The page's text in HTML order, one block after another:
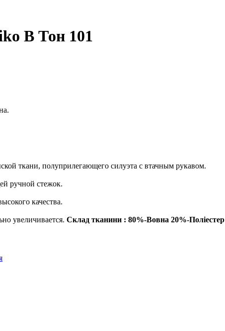
В Тон 101
ткани, полуприлегающего силуэта с втачным рукавом.
ручной стежок.
качества.
увеличивается. Склад тканини : 80%-Вовна 20%-Поліестер